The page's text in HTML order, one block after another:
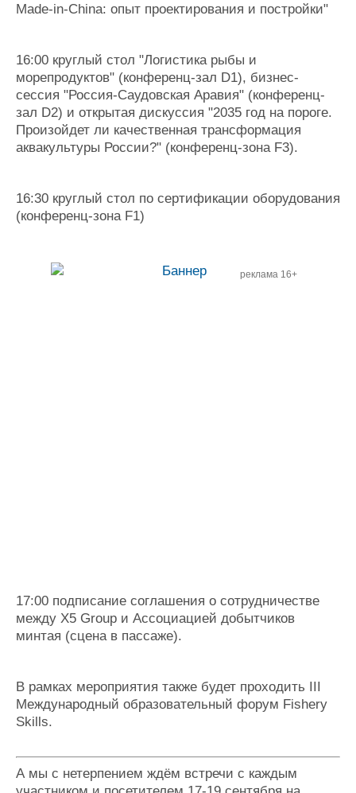
Made-in-China: опыт проектирования и постройки"
16:00 круглый стол "Логистика рыбы и
морепродуктов" (конференц-зал D1), бизнес-
сессия "Россия-Саудовская Аравия" (конференц-
зал D2) и открытая дискуссия "2035 год на пороге.
Произойдет ли качественная трансформация
аквакультуры России?" (конференц-зона F3).
16:30 круглый стол по сертификации оборудования
(конференц-зона F1)
реклама 16+
17:00 подписание соглашения о сотрудничестве
между Х5 Group и Ассоциацией добытчиков
минтая (сцена в пассаже).
В рамках мероприятия также будет проходить III
Международный образовательный форум Fishery
Skills.
А мы с нетерпением ждём встречи с каждым